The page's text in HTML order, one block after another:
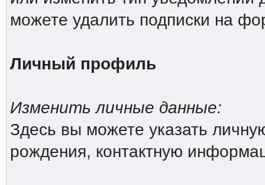
можете удалить подписки на
Личный профиль
Изменить личные данные:
Здесь вы можете указать
рождения, контактную